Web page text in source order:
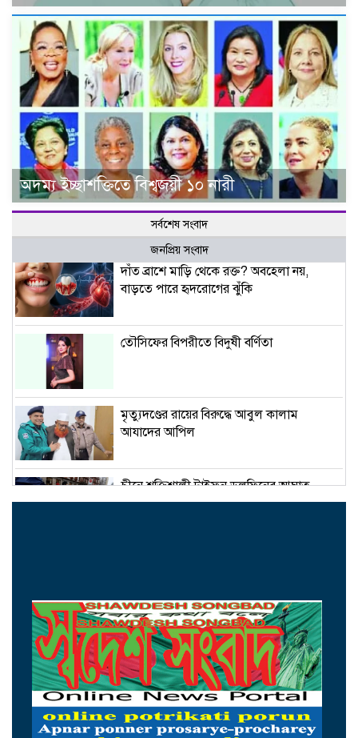
অদম্য ইচ্ছাশক্তিতে বিশ্বজয়ী ১০ নারী
সর্বশেষ সংবাদ
জনপ্রিয় সংবাদ
দাঁত ব্রাশে মাড়ি থেকে রক্ত? অবহেলা নয়,
বাড়তে পারে হৃদরোগের ঝুঁকি
তৌসিফের বিপরীতে বিদুষী বর্ণিতা
মৃত্যুদণ্ডের রায়ের বিরুদ্ধে আবুল কালাম
আযাদের আপিল
চীনে শক্তিশালী টাইফুন ডলফিনের আঘাত,
ঘরছাড়া ১০ লাখ মানুষ
অদম্য ইচ্ছাশক্তিতে বিশ্বজয়ী ১০ নারী
এসএসসির ফল প্রকাশ সকাল ১০টায়, জানবেন
যেভাবে